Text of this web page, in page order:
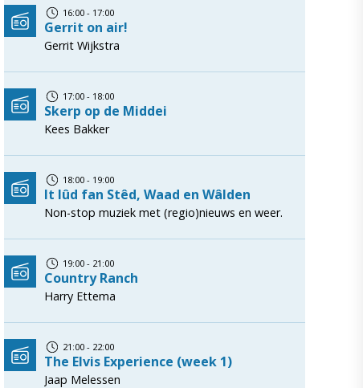
16:00 - 17:00
Gerrit on air!
Gerrit Wijkstra
17:00 - 18:00
Skerp op de Middei
Kees Bakker
18:00 - 19:00
It lûd fan Stêd, Waad en Wâlden
Non-stop muziek met (regio)nieuws en weer.
19:00 - 21:00
Country Ranch
Harry Ettema
21:00 - 22:00
The Elvis Experience (week 1)
Jaap Melessen